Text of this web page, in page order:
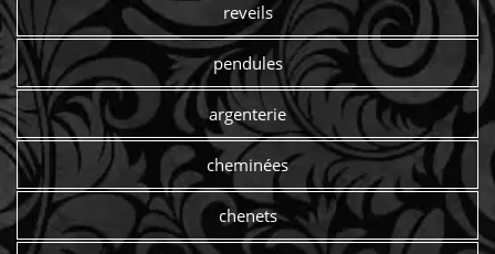
reveils
pendules
argenterie
cheminées
chenets